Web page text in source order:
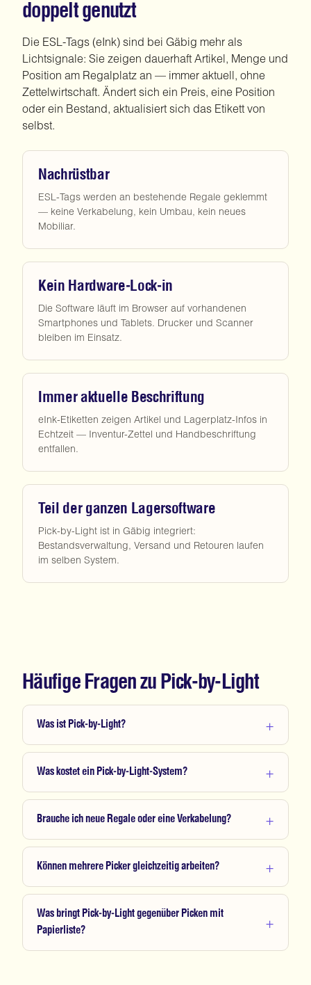
doppelt genutzt
Die ESL-Tags (eInk) sind bei Gäbig mehr als
Lichtsignale: Sie zeigen dauerhaft Artikel, Menge und
Position am Regalplatz an — immer aktuell, ohne
Zettelwirtschaft. Ändert sich ein Preis, eine Position
oder ein Bestand, aktualisiert sich das Etikett von
selbst.
Nachrüstbar
ESL-Tags werden an bestehende Regale geklemmt
— keine Verkabelung, kein Umbau, kein neues
Mobiliar.
Kein Hardware-Lock-in
Die Software läuft im Browser auf vorhandenen
Smartphones und Tablets. Drucker und Scanner
bleiben im Einsatz.
Immer aktuelle Beschriftung
eInk-Etiketten zeigen Artikel und Lagerplatz-Infos in
Echtzeit — Inventur-Zettel und Handbeschriftung
entfallen.
Teil der ganzen Lagersoftware
Pick-by-Light ist in Gäbig integriert:
Bestandsverwaltung, Versand und Retouren laufen
im selben System.
Häufige Fragen zu Pick-by-Light
Was ist Pick-by-Light?
Was kostet ein Pick-by-Light-System?
Brauche ich neue Regale oder eine Verkabelung?
Können mehrere Picker gleichzeitig arbeiten?
Was bringt Pick-by-Light gegenüber Picken mit
Papierliste?